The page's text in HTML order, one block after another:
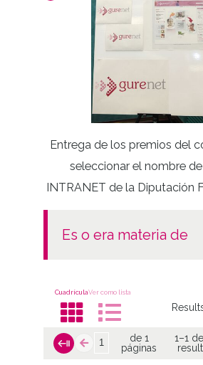
Entrega de los premios del
seleccionar el nombre
INTRANET de la Diputación
es o era materia de
CuadrículaVer como lista
de 1
páginas
1–1